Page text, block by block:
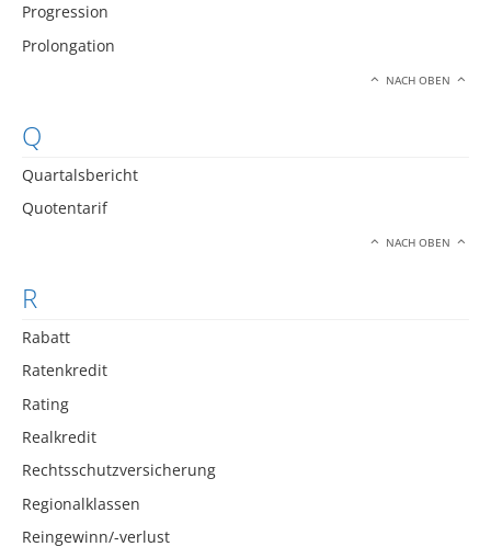
Progression
Prolongation
NACH OBEN
Q
Quartalsbericht
Quotentarif
NACH OBEN
R
Rabatt
Ratenkredit
Rating
Realkredit
Rechtsschutzversicherung
Regionalklassen
Reingewinn/-verlust